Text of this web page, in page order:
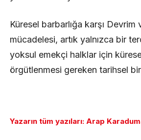
Küresel barbarlığa karşı Devrim
mücadelesi, artık yalnızca bir
yoksul emekçi halklar için
örgütlenmesi gereken tarihsel
Yazarın tüm yazıları: Arap